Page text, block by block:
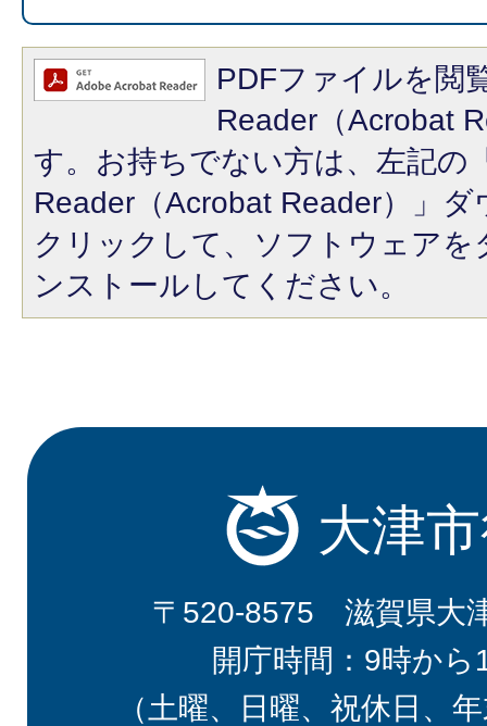
PDFファイルを閲
Reader（Acrobat
す。お持ちでない方は、左記の
Reader（Acrobat Reader）」
クリックして、ソフトウェア
ンストールしてください。
大津
〒520-8575 滋賀県大
開庁時間：9時から
（土曜、日曜、祝休日、